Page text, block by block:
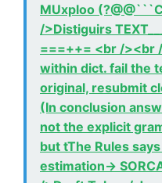
MUxploo
/>Distiguirs
===++= <br /><br
within dict. fail the
original, resubmit
(In conclusion
not the explicit
but tThe Rules
estimation→